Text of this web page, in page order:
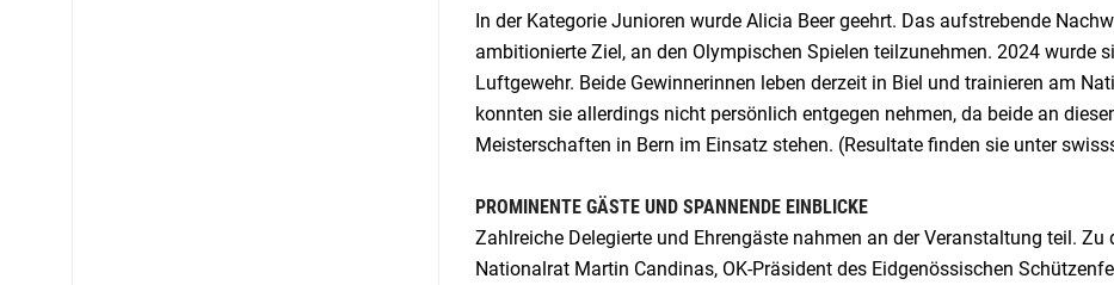
In der Kategorie Junioren wurde Alicia Beer geehrt. Das aufstrebende
ambitionierte Ziel, an den Olympischen Spielen teilzunehmen. 2024 wurde
Luftgewehr. Beide Gewinnerinnen leben derzeit in Biel und trainieren am
konnten sie allerdings nicht persönlich entgegen nehmen, da beide an
Meisterschaften in Bern im Einsatz stehen. (Resultate finden sie unter
PROMINENTE GÄSTE UND SPANNENDE EINBLICKE
Zahlreiche Delegierte und Ehrengäste nahmen an der Veranstaltung teil.
Nationalrat Martin Candinas, OK-Präsident des Eidgenössischen